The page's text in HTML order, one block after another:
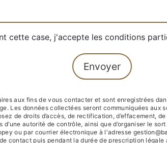
cette case, j'accepte les conditions
Envoyer
aux fins de vous contacter et sont enregistrées
Les données collectées seront communiquées
de droits d’accès, de rectification, d’effacement,
autorité de contrôle, ainsi que d’organiser le
ou par courrier électronique à l'adresse
contact puis pendant la durée de prescription